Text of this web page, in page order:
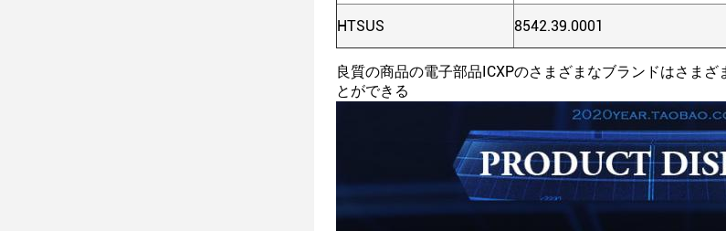
HTSUS 8542.39.0001
良質の商品の電子部品ICXPのさまざまなブランドはさま
とができる